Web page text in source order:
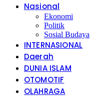
Nasional
Ekonomi
Politik
Sosial Budaya
INTERNASIONAL
Daerah
DUNIA ISLAM
OTOMOTIF
OLAHRAGA